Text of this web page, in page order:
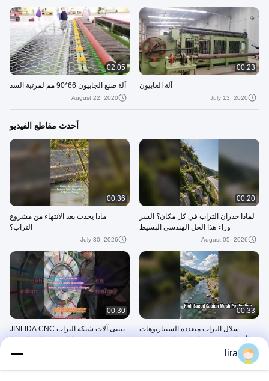
00:23
آلة الغابيون
July 13, 2020
02:05
آلة صنع الجابيون 66*90 مم لمرتبة السد
August 22, 2020
أحدث مقاطع الفيديو
00:20
لماذا جدران التراب في كل مكان؟ السر
وراء هذا الحل الهندسي البسيط
August 05, 2026
00:36
ماذا يحدث بعد الانتهاء من مشروع
التراب؟
July 30, 2026
00:33
سلال التراب متعددة السيناريوهات
July 29, 2026
00:30
تتبنى آلات شبكة التراب JINLIDA CNC
تصميمًا متساويًا القوة لموازنة الضغط
lira